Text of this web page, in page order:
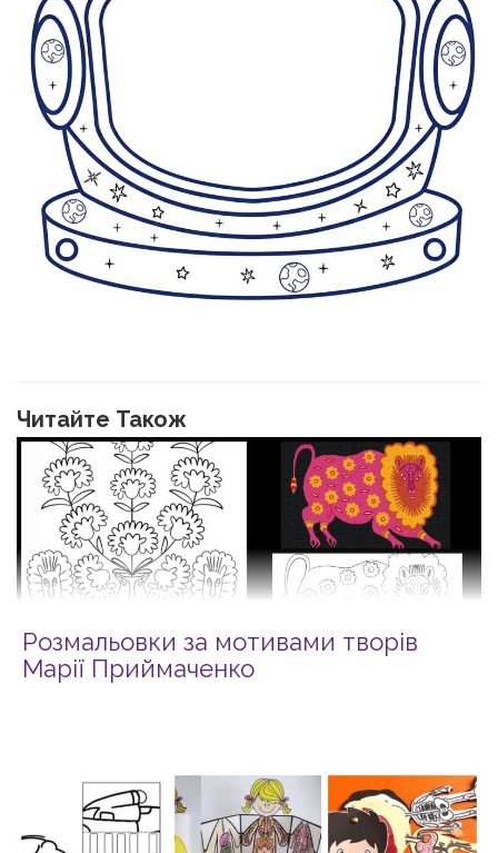
Читайте Також
Розмальовки за мотивами творів
Марії Приймаченко